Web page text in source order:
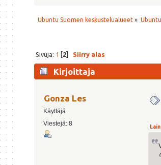
Ubuntu Suomen keskustelualueet »
Sivuja: 1 [2] Siirry alas
Kirjoittaja
Gonza Les
Käyttäjä
Viestejä: 8